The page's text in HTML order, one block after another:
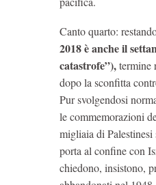
Canto quarto:
2018 è anche il
catastrofe”),termine
dopo la sconfitta
Pur svolgendosi
le commemorazioni
migliaia di Palestinesi
porta al confine con
chiedono, insistono,